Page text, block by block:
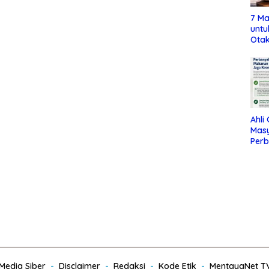
7
Ahli
Siber Disclaimer Redaksi Kode Etik MentayaNet